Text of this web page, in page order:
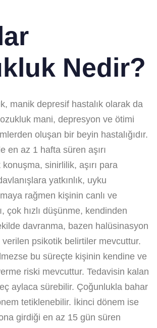
Nedir?
manik depresif hastalık olarak da
mani, depresyon ve ötimi
oluşan bir beyin hastalığıdır.
en az 1 hafta süren aşırı
sinirlilik, aşırı para
yatkınlık, uyku
rağmen kişinin canlı ve
çok hızlı düşünme, kendinden
davranma, bazen halüsinasyon
verilen psikotik belirtiler mevcuttur.
bu süreçte kişinin kendine ve
riski mevcuttur. Tedavisin kalan
aylaca sürebilir. Çoğunlukla bahar
tetiklenebilir. İkinci dönem ise
girdiği en az 15 gün süren